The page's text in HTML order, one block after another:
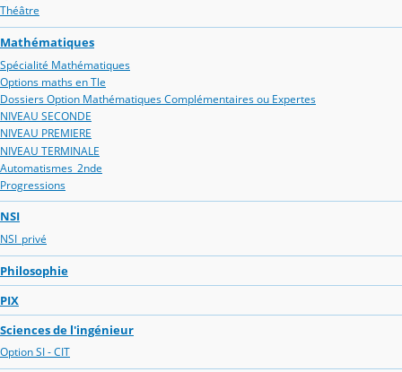
Théâtre
Mathématiques
Spécialité Mathématiques
Options maths en Tle
Dossiers Option Mathématiques Complémentaires ou Expertes
NIVEAU SECONDE
NIVEAU PREMIERE
NIVEAU TERMINALE
Automatismes_2nde
Progressions
NSI
NSI_privé
Philosophie
PIX
Sciences de l'ingénieur
Option SI - CIT